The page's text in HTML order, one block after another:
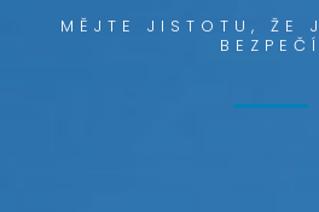
MĚJTE JISTOTU, ŽE
BEZPEČÍ